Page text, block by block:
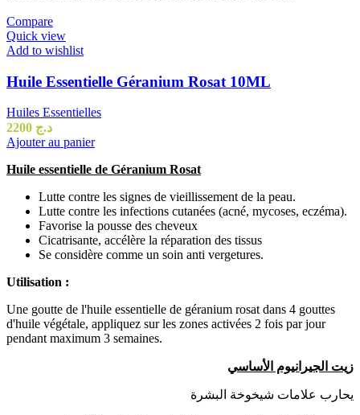
Compare
Quick view
Add to wishlist
Huile Essentielle Géranium Rosat 10ML
Huiles Essentielles
د.ج
Ajouter au panier
Huile essentielle de Géranium Rosat
Lutte contre les signes de vieillissement de la peau.
Lutte contre les infections cutanées (acné, mycoses, eczéma).
Favorise la pousse des cheveux
Cicatrisante, accélère la réparation des tissus
Se considère comme un soin anti vergetures.
Utilisation :
Une goutte de l'huile essentielle de géranium rosat dans 4 gouttes
d'huile végétale, appliquez sur les zones activées 2 fois par jour
pendant maximum 3 semaines.
زيت الجيرانيوم الأساسي
يحارب علامات شيخوخة البشرة